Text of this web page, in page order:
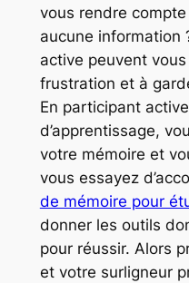
vous rendre compte
aucune information
active peuvent
frustration et à
En participant
d’apprentissage,
votre mémoire et
vous essayez
de mémoire pour
donner les outils
pour réussir. Alors
et votre surligneur